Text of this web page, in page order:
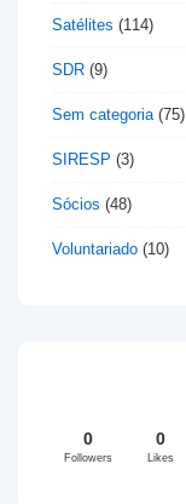
Satélites (114)
SDR (9)
Sem categoria(75)
SIRESP (3)
Sócios (48)
Voluntariado (10)
0
Followers
0
Likes